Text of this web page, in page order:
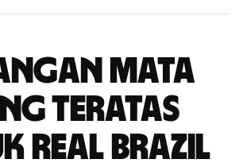
mata
teratas
real Brazil